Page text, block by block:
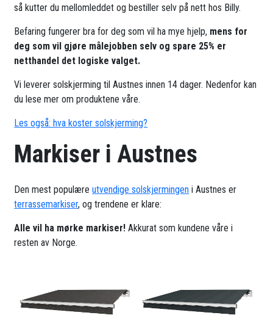
så kutter du mellomleddet og bestiller selv på nett hos Billy.
Befaring fungerer bra for deg som vil ha mye hjelp, mens for
deg som vil gjøre målejobben selv og spare 25% er
netthandel det logiske valget.
Vi leverer solskjerming til Austnes innen 14 dager. Nedenfor kan
du lese mer om produktene våre.
Les også: hva koster solskjerming?
Markiser i Austnes
Den mest populæreutvendige solskjermingen i Austnes er
terrassemarkiser, og trendene er klare:
Alle vil ha mørke markiser! Akkurat som kundene våre i
resten av Norge.